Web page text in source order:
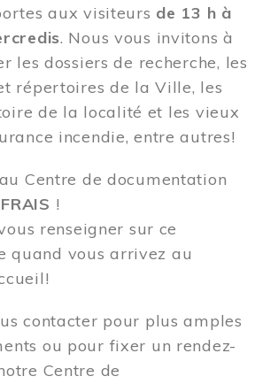
aux visiteurs de 13 h à
. Nous vous invitons à
les dossiers de recherche, les
répertoires de la Ville, les
de la localité et les vieux
incendie, entre autres!
Centre de documentation
!
renseigner sur ce
quand vous arrivez au
contacter pour plus amples
ou pour fixer un rendez-
Centre de